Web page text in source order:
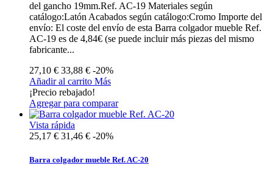
del gancho 19mm.Ref. AC-19 Materiales según
catálogo:Latón Acabados según catálogo:Cromo Importe del
envío: El coste del envío de esta Barra colgador mueble Ref.
AC-19 es de 4,84€ (se puede incluir más piezas del mismo
fabricante...
27,10 € 33,88 € -20%
Añadir al carrito Más
¡Precio rebajado!
Agregar para comparar
Vista rápida
25,17 € 31,46 € -20%
Barra colgador mueble Ref. AC-20